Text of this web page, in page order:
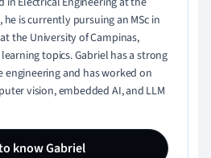
he is currently pursuing an MSc in
the University of Campinas,
topics. Gabriel has a strong
and has worked on
vision, embedded AI, and LLM
know Gabriel